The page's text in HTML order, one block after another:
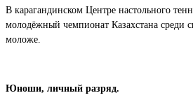
В карагандинском Центре настольного
молодёжный чемпионат Казахстана среди
моложе.
Юноши, личный разряд.